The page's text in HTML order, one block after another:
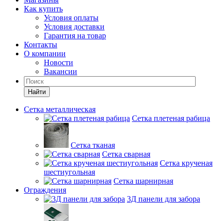
Как купить
Условия оплаты
Условия доставки
Гарантия на товар
Контакты
О компании
Новости
Вакансии
Найти
Сетка металлическая
Сетка плетеная рабица
Сетка тканая
Сетка сварная
Сетка крученая
шестиугольная
Сетка шарнирная
Ограждения
3Д панели для забора